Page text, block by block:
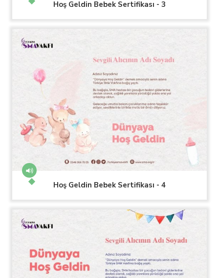
Hoş Geldin Bebek Sertifikası - 3
Hoş Geldin Bebek Sertifikası - 4